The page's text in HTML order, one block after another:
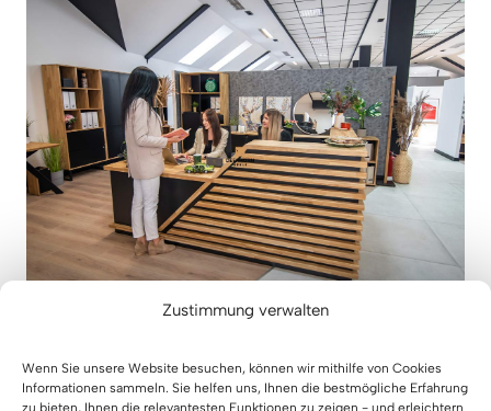
Zustimmung verwalten
Wenn Sie unsere Website besuchen, können wir mithilfe von Cookies
Informationen sammeln. Sie helfen uns, Ihnen die bestmögliche Erfahrung
zu bieten, Ihnen die relevantesten Funktionen zu zeigen - und erleichtern
corner reception